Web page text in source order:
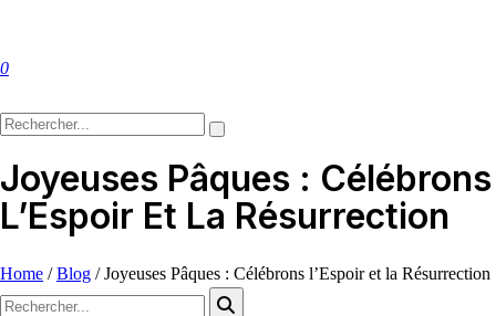
0
Joyeuses Pâques : Célébrons
L’Espoir Et La Résurrection
Home /Blog /Joyeuses Pâques : Célébrons l’Espoir et la Résurrection